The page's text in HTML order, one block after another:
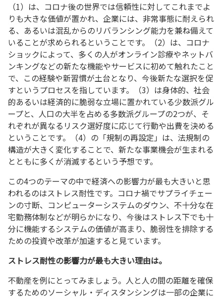
（1）は、コロナ後の世界では信頼性に対してこれまでよ
りも大きな価値が置かれ、企業には、非常事態に耐えられ
る、あるいは混乱からのリバランシング能力を兼ね備えて
いることが求められるということです。（2）は、コロナ
ショックによって、多くの人がオンライン診療やネットバ
ンキングなどの新たな機能やサービスに初めて触れたこと
で、この経験や新習慣が土台となり、今後新たな選択を促
すというプロセスを指しています。（3）は身体的、社会
的あるいは経済的に脆弱な立場に置かれている少数派グル
ープと、人口の大半を占める多数派グループの2つが、そ
れぞれが異なるリスク選好度に応じて行動や出費を決める
ということです。（4）の「規制の再設定」は、法規制の
構造が大きく変化することで、新たな事業機会が生まれる
とともに多くが消滅するという予想です。
この4つのテーマの中で経済への影響力が最も大きいと思
われるのはストレス耐性です。コロナ禍でサプライチェー
ンの寸断、コンピューターシステムのダウン、不十分な在
宅勤務体制などが明らかになり、今後はストレス下でも十
分に機能するシステムの価値が高まり、脆弱性を排除する
ための投資や改革が加速すると見ています。
ストレス耐性の影響力が最も大きい理由は。
不動産を例にとってみましょう。人と人の間の距離を確保
するためのソーシャル・ディスタンシングは一部の企業に